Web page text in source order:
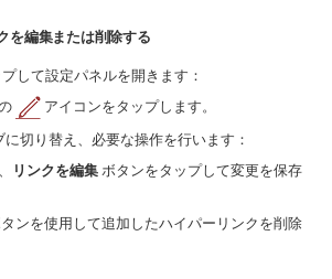
を編集または削除する
して設定パネルを開きます：
アイコンをタップします。
に切り替え、必要な操作を行います：
リンクを編集ボタンをタップして変更を保存
ンを使用して追加したハイパーリンクを削除